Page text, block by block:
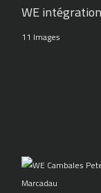
WE
11 Images